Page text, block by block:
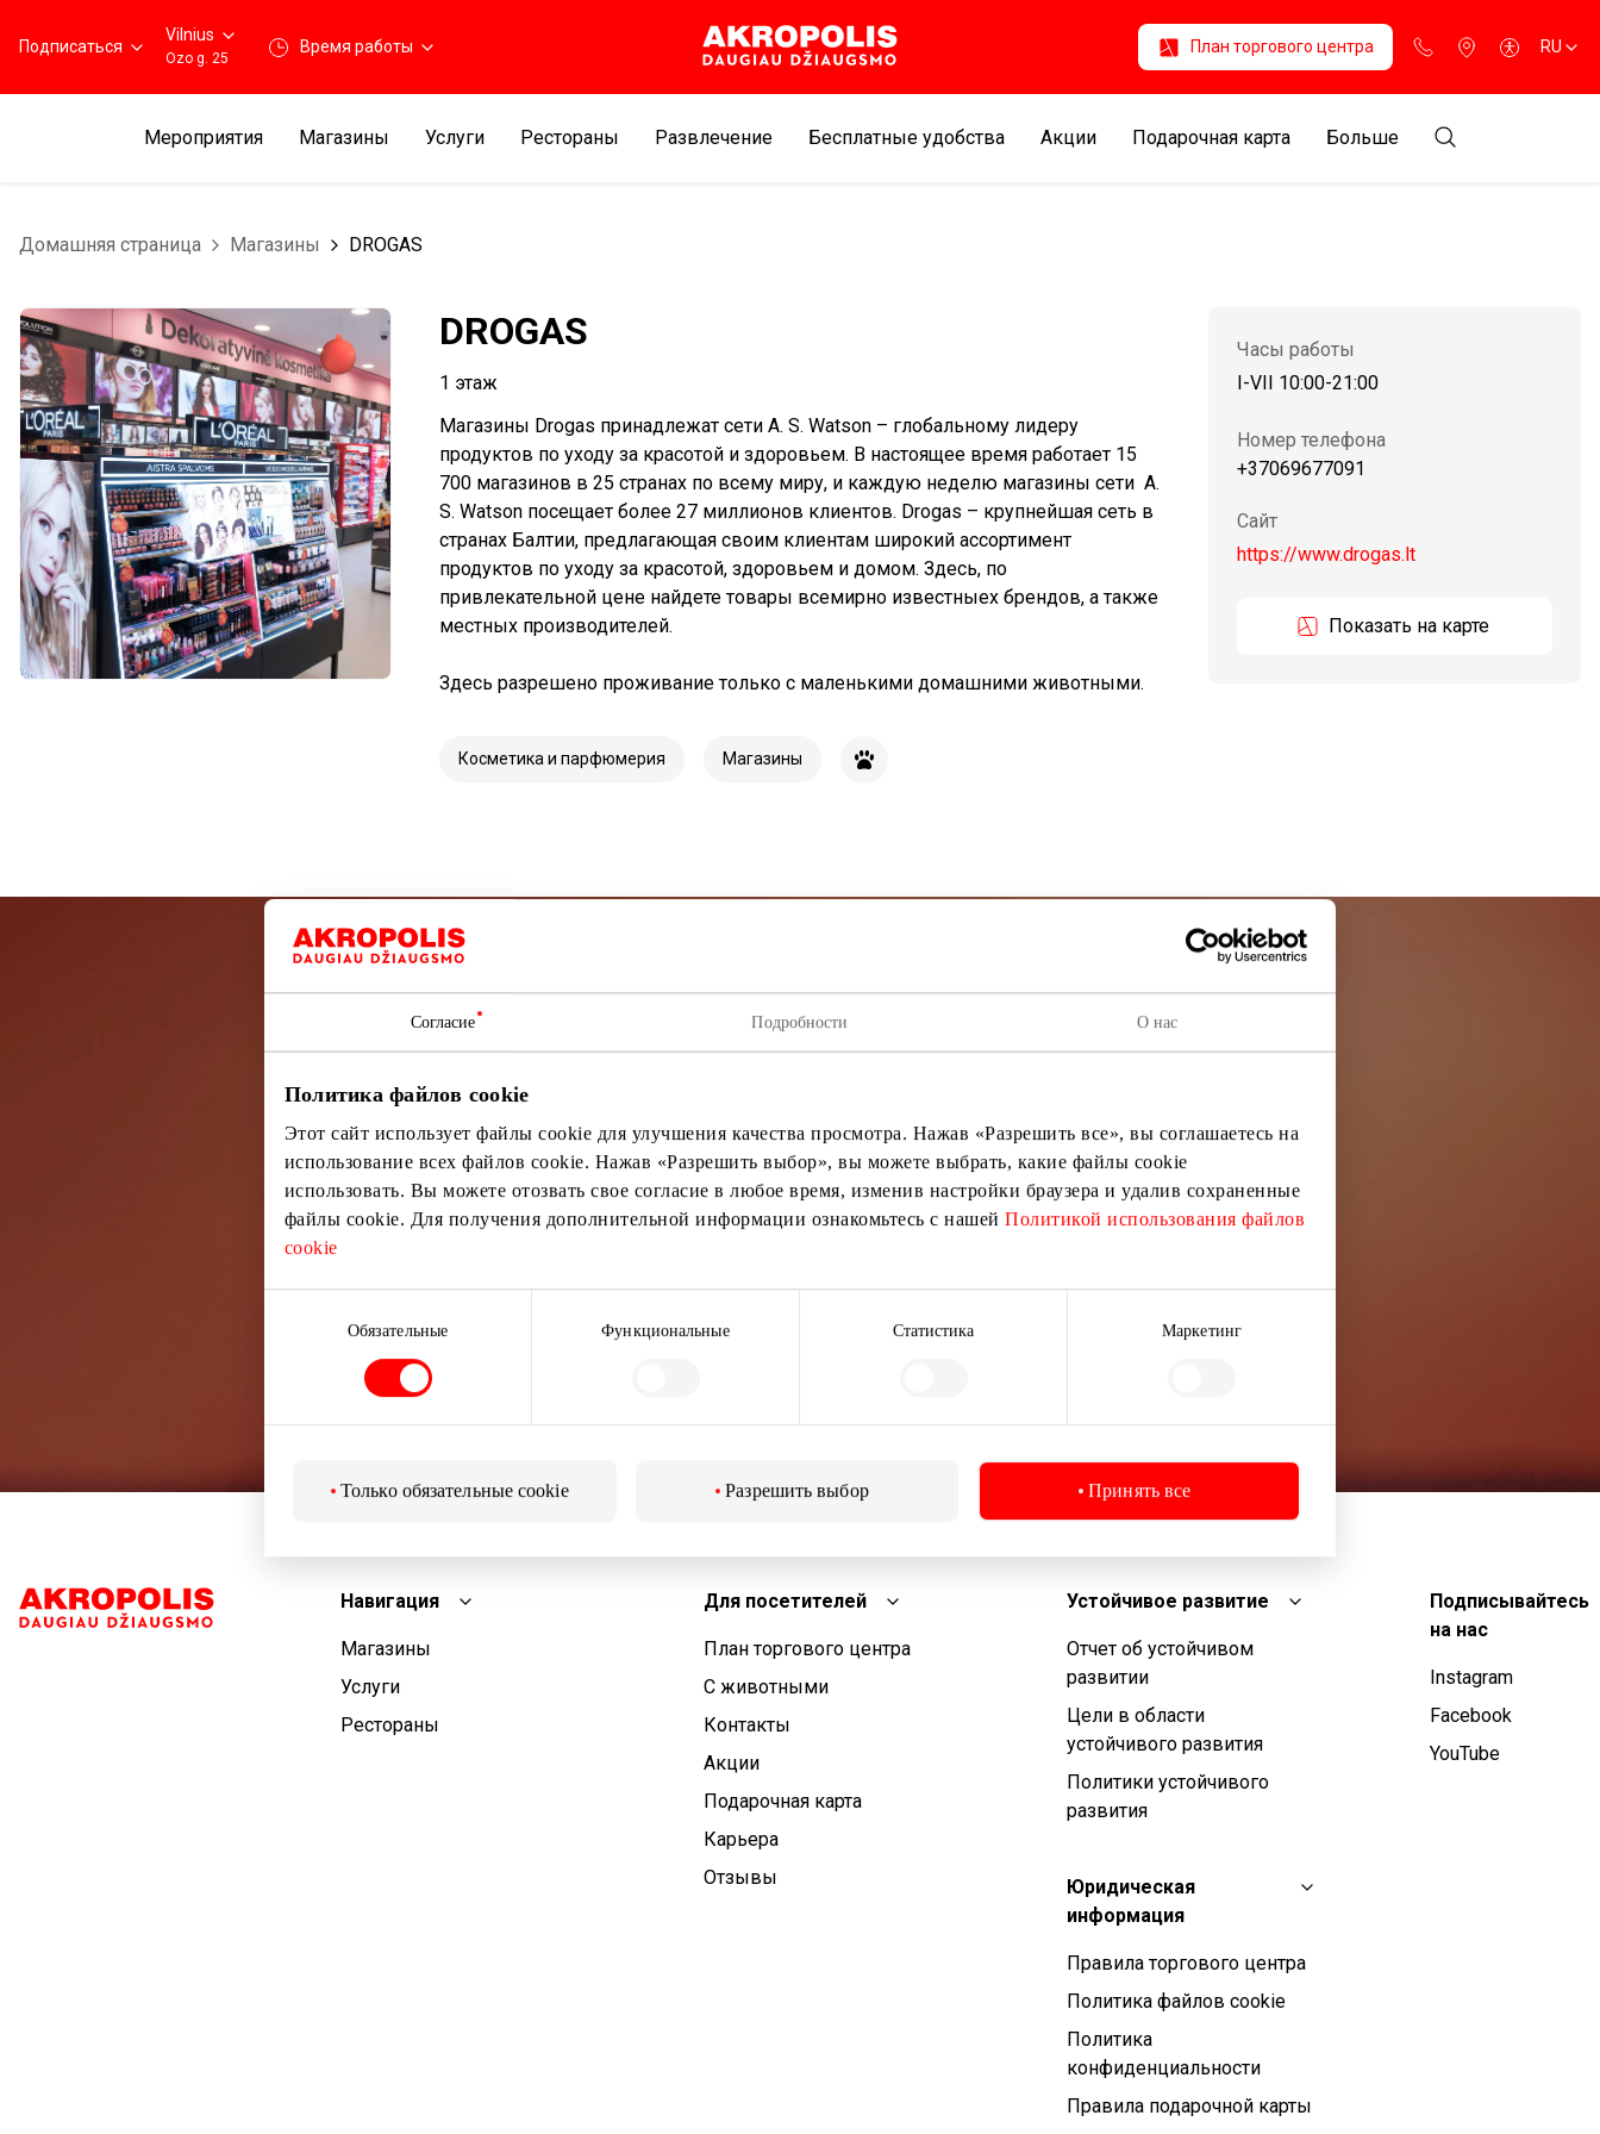
Согласие Подробности О нас
Политика файлов cookie
Этот сайт использует файлы cookie для улучшения качества просмотра. Нажав «Разрешить все», вы соглашаетесь на
использование всех файлов cookie. Нажав «Разрешить выбор», вы можете выбрать, какие файлы cookie
использовать. Вы можете отозвать свое согласие в любое время, изменив настройки браузера и удалив сохраненные
файлы cookie. Для получения дополнительной информации ознакомьтесь с нашейПолитикой использования файлов
cookie
Обязательные Функциональные Статистика Маркетинг
Только обязательные cookie Разрешить выбор Принять все
Подписаться
Vilnius
Ozo g. 25
Время работы План торгового центра RU
Мероприятия Магазины Услуги Рестораны Развлечение Бесплатные удобства Aкции Подарочная карта Больше
Домашняя страница Магазины DROGAS
DROGAS
1 этаж
Магазины Drogas принадлежат сети А. S. Watson – глобальному лидеру
продуктов по уходу за красотой и здоровьем. В настоящее время работает 15
700 магазинов в 25 странах по всему миру, и каждую неделю магазины сети A.
S. Watson посещает более 27 миллионов клиентов. Drogas – крупнейшая сеть в
странах Балтии, предлагающая своим клиентам широкий ассортимент
продуктов по уходу за красотой, здоровьем и домом. Здесь, по
привлекательной цене найдете товары всемирно известныех брендов, а также
местных производителей.
Здесь разрешено проживание только с маленькими домашними животными.
Косметика и парфюмерия Магазины
Часы работы
I-VII 10:00-21:00
Номер телефона
+37069677091
Сайт
https://www.drogas.lt
Показать на карте
Подписывайтесь на рассылку новостей
Навигация
Магазины
Услуги
Рестораны
Для посетителей
План торгового центра
С животными
Контакты
Aкции
Подарочная карта
Карьера
Отзывы
Устойчивое развитие
Отчет об устойчивом
развитии
Цели в области
устойчивого развития
Политики устойчивого
развития
Юридическая
информация
Правила торгового центра
Политика файлов cookie
Политика
конфиденциальности
Правила подарочной карты
Подписывайтесь
на нас
Instagram
Facebook
YouTube